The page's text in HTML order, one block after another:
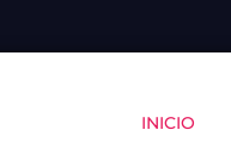
INICIO